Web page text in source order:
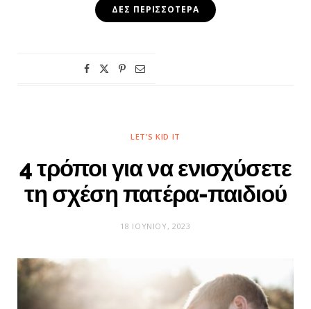
ΔΕΣ ΠΕΡΙΣΣΌΤΕΡΑ
LET’S KID IT
4 τρόποι για να ενισχύσετε
τη σχέση πατέρα-παιδιού
18 ΙΟΥΝΊΟΥ, 2023